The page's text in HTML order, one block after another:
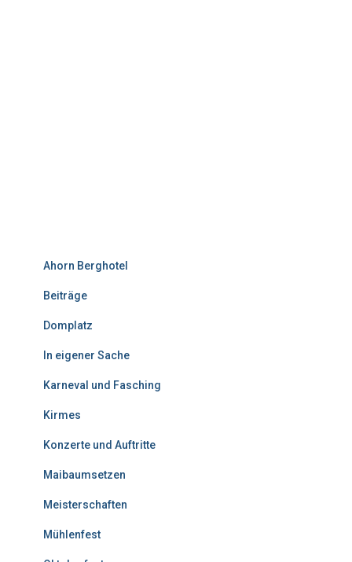
Ahorn Berghotel
Beiträge
Domplatz
In eigener Sache
Karneval und Fasching
Kirmes
Konzerte und Auftritte
Maibaumsetzen
Meisterschaften
Mühlenfest